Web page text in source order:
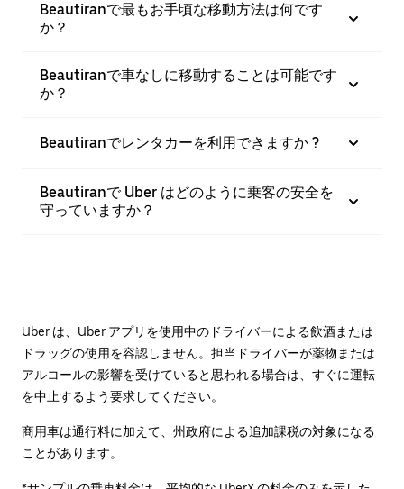
Beautiranで最もお手頃な移動方法は何です
か？
Beautiranで車なしに移動することは可能です
か？
Beautiranでレンタカーを利用できますか ?
Beautiranで Uber はどのように乗客の安全を
守っていますか？
Uber は、Uber アプリを使用中のドライバーによる飲酒または
ドラッグの使用を容認しません。担当ドライバーが薬物または
アルコールの影響を受けていると思われる場合は、すぐに運転
を中止するよう要求してください。
商用車は通行料に加えて、州政府による追加課税の対象になる
ことがあります。